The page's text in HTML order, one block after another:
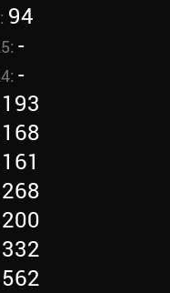
94
-
-
193
168
161
268
200
332
562